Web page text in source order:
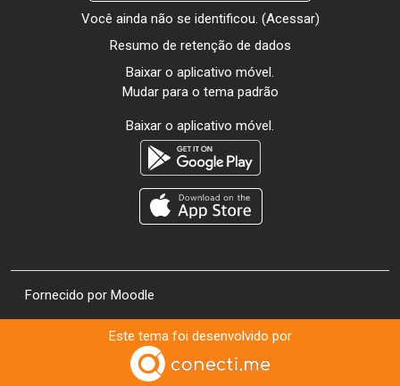
Você ainda não se identificou. (Acessar)
Resumo de retenção de dados
Baixar o aplicativo móvel.
Mudar para o tema padrão
Baixar o aplicativo móvel.
Fornecido por Moodle
Este tema foi desenvolvido por